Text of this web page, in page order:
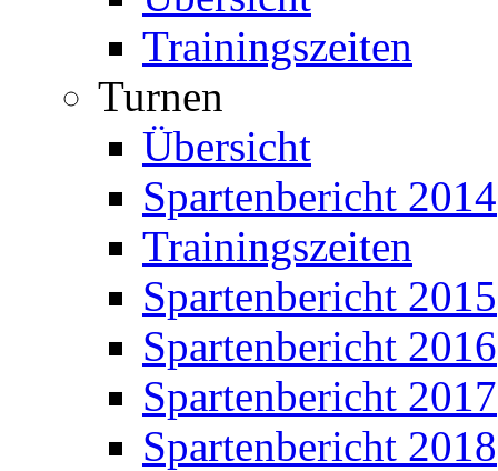
Trainingszeiten
Turnen
Übersicht
Spartenbericht 2014
Trainingszeiten
Spartenbericht 2015
Spartenbericht 2016
Spartenbericht 2017
Spartenbericht 2018